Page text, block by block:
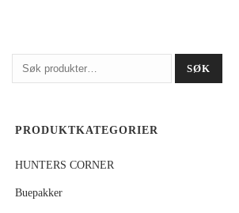
Søk
etter:
SØK
PRODUKTKATEGORIER
HUNTERS CORNER
Buepakker